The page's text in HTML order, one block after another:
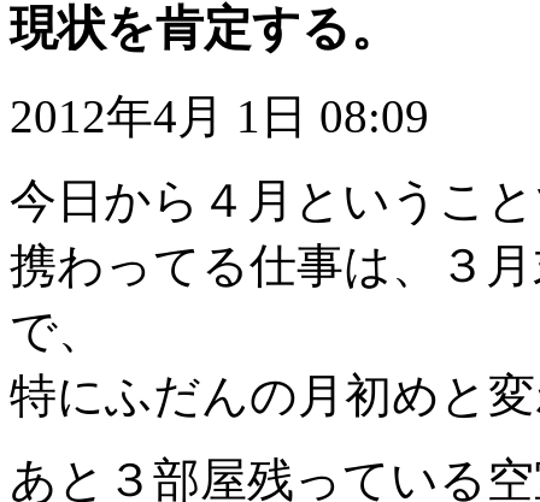
現状を肯定する。
2012年4月 1日 08:09
今日から４月というこ
携わってる仕事は、３
で、
特にふだんの月初めと
あと３部屋残っている